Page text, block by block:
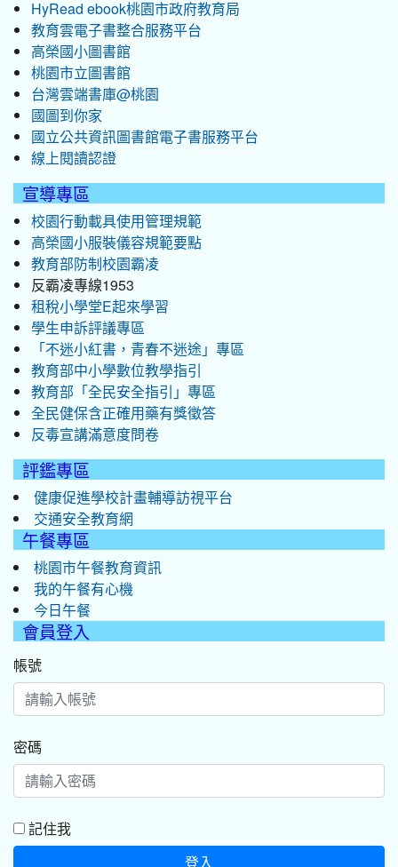
HyRead ebook桃園市政府教育局
教育雲電子書整合服務平台
高榮國小圖書館
桃園市立圖書館
台灣雲端書庫@桃園
國圖到你家
國立公共資訊圖書館電子書服務平台
線上閱讀認證
宣導專區
校園行動載具使用管理規範
高榮國小服裝儀容規範要點
教育部防制校園霸凌
反霸凌專線1953
租稅小學堂E起來學習
學生申訴評議專區
「不迷小紅書，青春不迷途」專區
教育部中小學數位教學指引
教育部「全民安全指引」專區
全民健保含正確用藥有獎徵答
反毒宣講滿意度問卷
評鑑專區
健康促進學校計畫輔導訪視平台
交通安全教育網
午餐專區
桃園市午餐教育資訊
我的午餐有心機
今日午餐
會員登入
帳號
密碼
記住我
登入